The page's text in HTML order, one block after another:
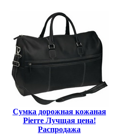
Сумка дорожная кожаная
Pierre Лучщая цена!
Распродажа